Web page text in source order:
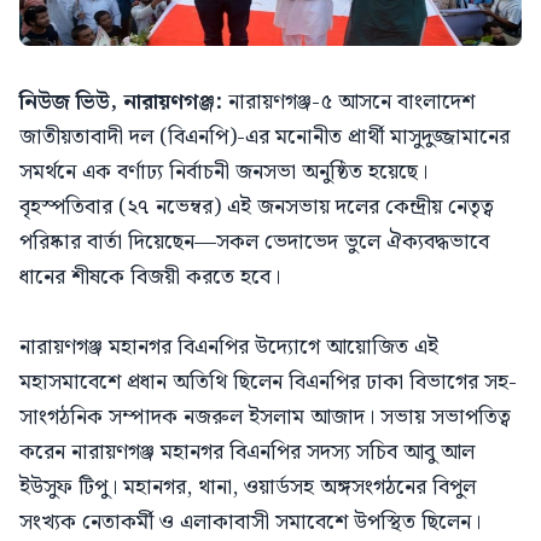
নিউজ ভিউ, নারায়ণগঞ্জ: নারায়ণগঞ্জ-৫ আসনে বাংলাদেশ
জাতীয়তাবাদী দল (বিএনপি)-এর মনোনীত প্রার্থী মাসুদুজ্জামানের
সমর্থনে এক বর্ণাঢ্য নির্বাচনী জনসভা অনুষ্ঠিত হয়েছে।
বৃহস্পতিবার (২৭ নভেম্বর) এই জনসভায় দলের কেন্দ্রীয় নেতৃত্ব
পরিষ্কার বার্তা দিয়েছেন—সকল ভেদাভেদ ভুলে ঐক্যবদ্ধভাবে
ধানের শীষকে বিজয়ী করতে হবে।
নারায়ণগঞ্জ মহানগর বিএনপির উদ্যোগে আয়োজিত এই
মহাসমাবেশে প্রধান অতিথি ছিলেন বিএনপির ঢাকা বিভাগের সহ-
সাংগঠনিক সম্পাদক নজরুল ইসলাম আজাদ। সভায় সভাপতিত্ব
করেন নারায়ণগঞ্জ মহানগর বিএনপির সদস্য সচিব আবু আল
ইউসুফ টিপু। মহানগর, থানা, ওয়ার্ডসহ অঙ্গসংগঠনের বিপুল
সংখ্যক নেতাকর্মী ও এলাকাবাসী সমাবেশে উপস্থিত ছিলেন।